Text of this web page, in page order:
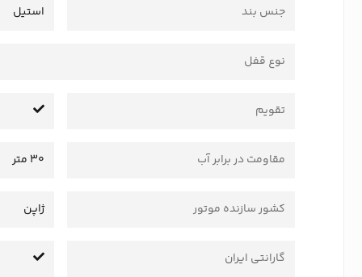
جنس بند استیل
نوع قفل
تقویم
مقاومت در برابر آب 30 متر
کشور سازنده موتور ژاپن
گارانتی ایران